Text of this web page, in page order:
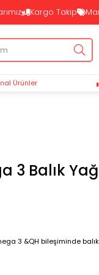
Kargo Takip
Ürünler
3 Balık
3 &QH bileşiminde balık